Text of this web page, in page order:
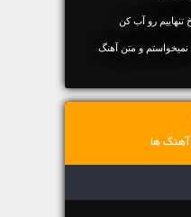
تنهاییم رو آب کن
نمیخواستم و متن آهنگ
ها